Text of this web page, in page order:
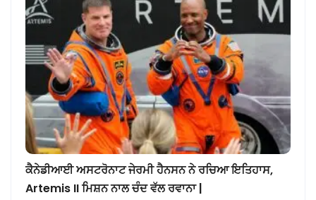
ਕੈਨੇਡੀਆਈ ਅਸਟਰੋਨਾਟ ਜੇਰਮੀ ਹੈਨਸਨ ਨੇ ਰਚਿਆ ਇਤਿਹਾਸ,
Artemis II ਮਿਸ਼ਨ ਨਾਲ ਚੰਦ ਵੱਲ ਰਵਾਨਾ |